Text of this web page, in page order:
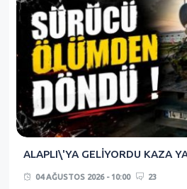
ALAPLI\'YA GELİYORDU KAZA
04 AĞUSTOS 2026 - 10:00 23